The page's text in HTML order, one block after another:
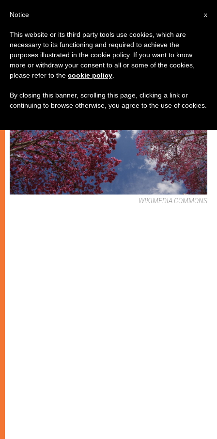
CHIESE LOCALI
WIKIMEDIA COMMONS
x
Notice
This website or its third party tools use cookies, which are
necessary to its functioning and required to achieve the
purposes illustrated in the cookie policy. If you want to know
more or withdraw your consent to all or some of the cookies,
please refer to the cookie policy
By closing this banner, scrolling this page, clicking a link or
continuing to browse otherwise, you agree to the use of cookies.